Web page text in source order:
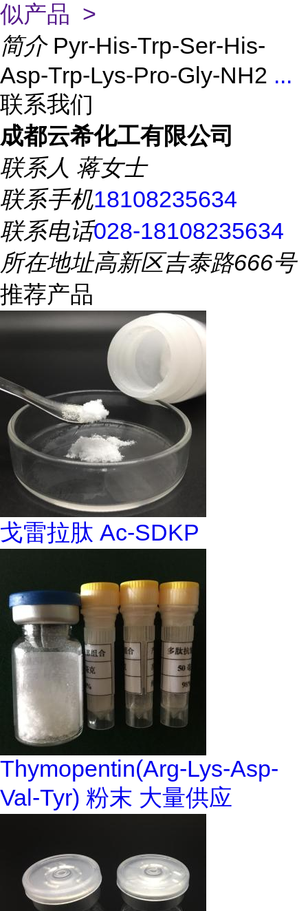
似产品 >
简介 Pyr-His-Trp-Ser-His-
Asp-Trp-Lys-Pro-Gly-NH2 ...
联系我们
成都云希化工有限公司
联系人 蒋女士
联系手机18108235634
联系电话028-18108235634
所在地址高新区吉泰路666号
推荐产品
戈雷拉肽 Ac-SDKP
Thymopentin(Arg-Lys-Asp-
Val-Tyr) 粉末 大量供应